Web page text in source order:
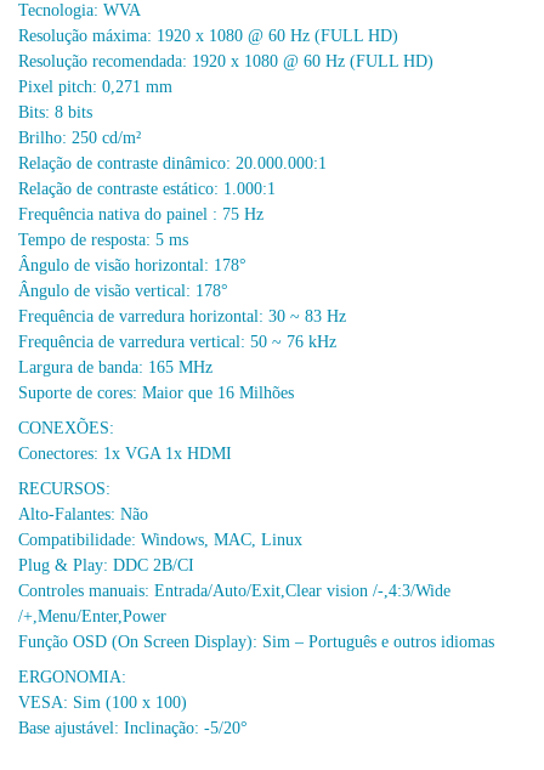
Tecnologia: WVA
Resolução máxima: 1920 x 1080 @ 60 Hz (FULL HD)
Resolução recomendada: 1920 x 1080 @ 60 Hz (FULL HD)
Pixel pitch: 0,271 mm
Bits: 8 bits
Brilho: 250 cd/m²
Relação de contraste dinâmico: 20.000.000:1
Relação de contraste estático: 1.000:1
Frequência nativa do painel : 75 Hz
Tempo de resposta: 5 ms
Ângulo de visão horizontal: 178°
Ângulo de visão vertical: 178°
Frequência de varredura horizontal: 30 ~ 83 Hz
Frequência de varredura vertical: 50 ~ 76 kHz
Largura de banda: 165 MHz
Suporte de cores: Maior que 16 Milhões
CONEXÕES:
Conectores: 1x VGA 1x HDMI
RECURSOS:
Alto-Falantes: Não
Compatibilidade: Windows, MAC, Linux
Plug & Play: DDC 2B/CI
Controles manuais: Entrada/Auto/Exit,Clear vision /-,4:3/Wide
/+,Menu/Enter,Power
Função OSD (On Screen Display): Sim – Português e outros idiomas
ERGONOMIA:
VESA: Sim (100 x 100)
Base ajustável: Inclinação: -5/20°